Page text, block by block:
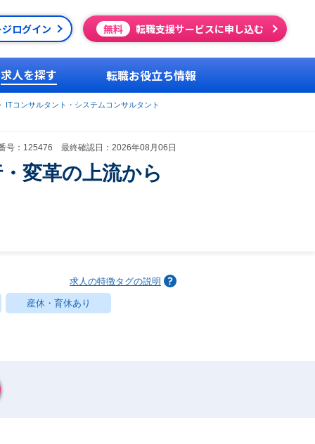
ログイン 無料 転職支援サービスに申し込む
求人を探す 転職お役立ち情報
ITコンサルタント・システムコンサルタント
号：125476 最終確認日：2026年08月06日
変革の上流から
求人の特徴タグの説明
産休・育休あり